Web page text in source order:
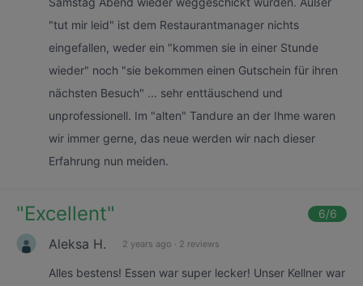
"tut mir leid" ist dem Restaurantmanager nichts
eingefallen, weder ein "kommen sie in einer Stunde
wieder" noch "sie bekommen einen Gutschein für ihren
nächsten Besuch" ... sehr enttäuschend und
unprofessionell. Im "alten" Tandure an der Ihme waren
wir immer gerne, das neue werden wir nach dieser
Erfahrung nun meiden.
"Excellent" 6/6
Aleksa H. 2 years ago · 2 reviews
Alles bestens! Essen war super lecker! Unser Kellner war